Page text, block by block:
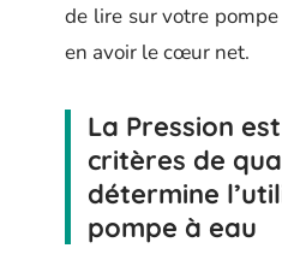
de lire sur votre
en avoir le cœur net.
La Pression
critères de
détermine
pompe à eau